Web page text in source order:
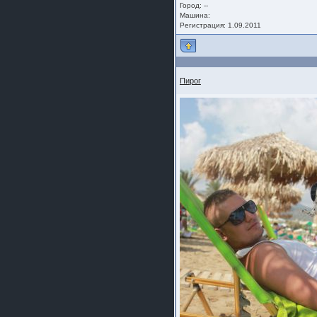
Город: --
Машина:
Регистрация: 1.09.2011
Пирог